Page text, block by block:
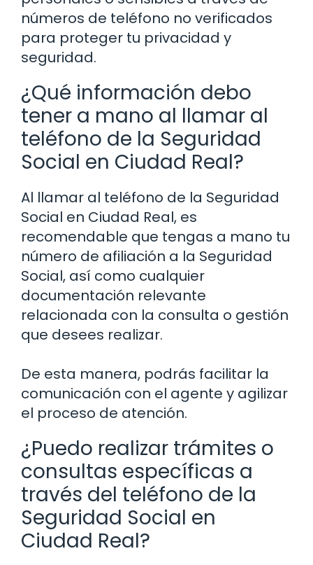
números de teléfono no verificados
para proteger tu privacidad y
seguridad.
¿Qué información debo
tener a mano al llamar al
teléfono de la Seguridad
Social en Ciudad Real?
Al llamar al teléfono de la Seguridad
Social en Ciudad Real, es
recomendable que tengas a mano tu
número de afiliación a la Seguridad
Social, así como cualquier
documentación relevante
relacionada con la consulta o gestión
que desees realizar.
De esta manera, podrás facilitar la
comunicación con el agente y agilizar
el proceso de atención.
¿Puedo realizar trámites o
consultas específicas a
través del teléfono de la
Seguridad Social en
Ciudad Real?